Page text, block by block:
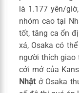
là 1.177 yên/
nhóm cao tại
tốt, tăng ca ổn
xá, Osaka có
người thích giao
cởi mở của
Nhậtở Osaka